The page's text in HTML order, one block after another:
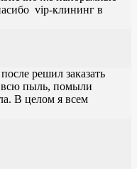
vip-клининг в
решил заказать
всю пыль, помыли
В целом я всем